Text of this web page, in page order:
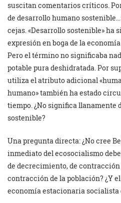
suscitan comentarios críticos.
de desarrollo humano
cejas. «Desarrollo sostenible» ha
expresión en boga de la
Pero el término no significaba
potable pura deshidratada. Por
utiliza el atributo adicional
humano» también ha estado
tiempo. ¿No significa llanamente
sostenible?
Una pregunta directa: ¿No cree
inmediato del ecosocialismo
de decrecimiento, de contracción
contracción de la población? ¿Y
economía estacionaria socialista